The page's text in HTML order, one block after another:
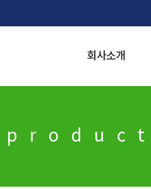
회사소개
product